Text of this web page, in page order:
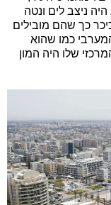
ניצב לים ונטה
כך שהם מובילים
כמו שהוא
שלו היה המון